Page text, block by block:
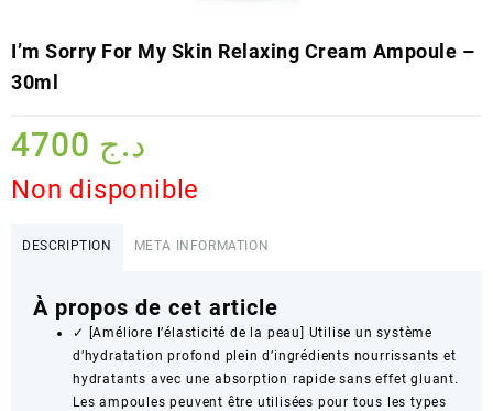
I’m Sorry For My Skin Relaxing Cream Ampoule –
30ml
د.ج
Non disponible
DESCRIPTION META INFORMATION
À propos de cet article
✓ [Améliore l’élasticité de la peau] Utilise un système
d’hydratation profond plein d’ingrédients nourrissants et
hydratants avec une absorption rapide sans effet gluant.
Les ampoules peuvent être utilisées pour tous les types